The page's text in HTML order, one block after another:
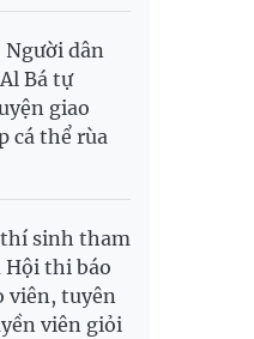
Người dân
Bá tự
giao
cá thể rùa
sinh tham
Hội thi báo
viên, tuyên
viên giỏi